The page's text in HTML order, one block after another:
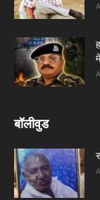
बॉलीवुड